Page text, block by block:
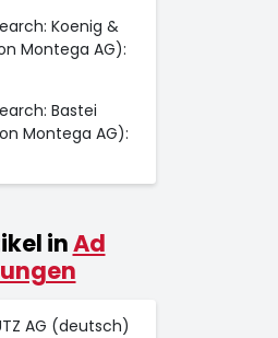
Koenig &
Montega AG):
Bastei
Montega AG):
inAd
AG (deutsch)